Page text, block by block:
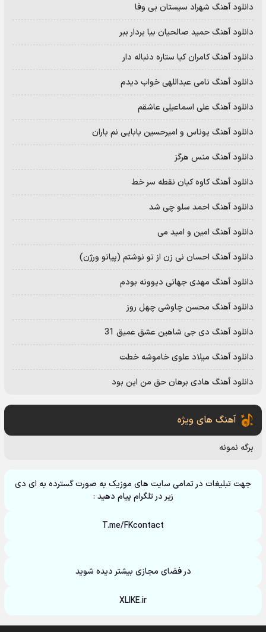
دانلود آهنگ شهراد سیستان بی وفا
دانلود آهنگ حمید صالحیان بیا بردار ببر
دانلود آهنگ کامران کیا ستاره دنباله دار
دانلود آهنگ نامی عبداللهی خواب دیدم
دانلود آهنگ علی اسماعیلی عاشقم
دانلود آهنگ یوناس و امیرحسین بابایی نم باران
دانلود آهنگ منس هرگز
دانلود آهنگ کاوه کیان نقطه سر خط
دانلود آهنگ احمد سلو چی شد
دانلود آهنگ امین و امید می
دانلود آهنگ احسان نی زن از تو نوشتم (پیانو ورژن)
دانلود آهنگ مهدی جهانی دیوونه بودم
دانلود آهنگ محسن چاوشی چهل روز
دانلود آهنگ دی جی شاهین عشق عمیق 31
دانلود آهنگ میلاد علوی خاموشه خطت
دانلود آهنگ هادی برهان حق من این بود
آهنگ های ویژه
برگه نمونه
جهت تبلیغات در تمامی سایت های موزیک به صورت گسترده به ای دی
زیر در تلگرام پیام دهید :
T.me/FKcontact
در فضای مجازی بیشتر دیده شوید
XLIKE.ir